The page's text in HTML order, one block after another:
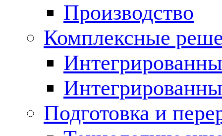
Производство
Комплексные
Подготовка и